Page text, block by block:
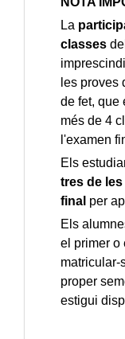
La
classes
les proves
de fet, que
més de 4
l'examen
Els
tres de
final per
Els
el primer o
matricular-
proper
estigui